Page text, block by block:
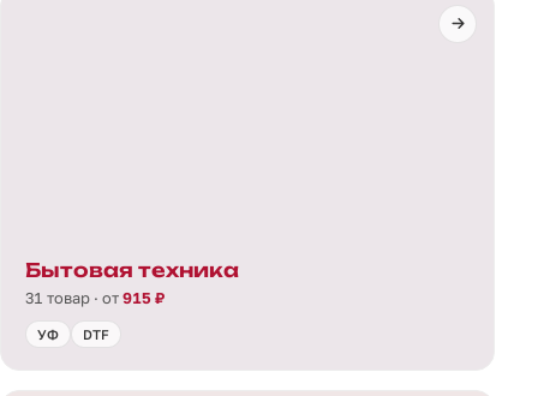
Бытовая техника
31 товар · от915 ₽
УФ DTF